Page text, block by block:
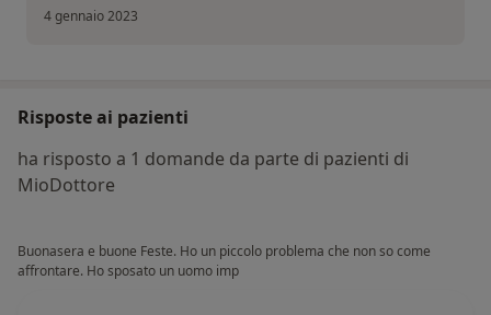
4 gennaio 2023
Risposte ai pazienti
ha risposto a 1 domande da parte di pazienti di
MioDottore
Buonasera e buone Feste. Ho un piccolo problema che non so come
affrontare. Ho sposato un uomo imp